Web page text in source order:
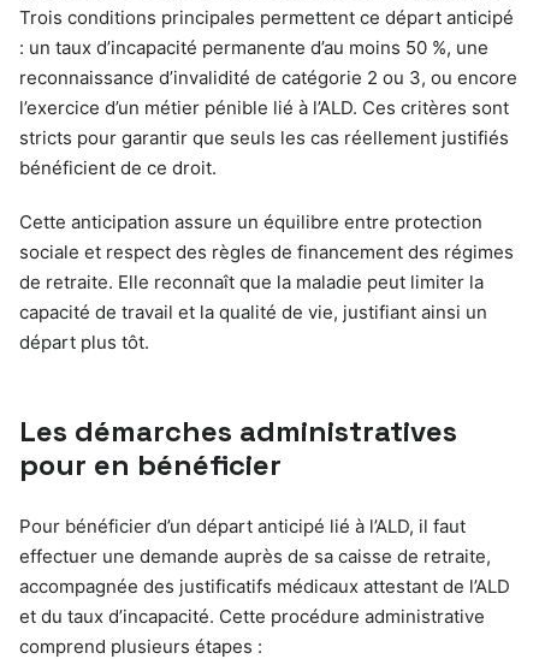
Trois conditions principales permettent ce départ anticipé
: un taux d’incapacité permanente d’au moins 50 %, une
reconnaissance d’invalidité de catégorie 2 ou 3, ou encore
l’exercice d’un métier pénible lié à l’ALD. Ces critères sont
stricts pour garantir que seuls les cas réellement justifiés
bénéficient de ce droit.
Cette anticipation assure un équilibre entre protection
sociale et respect des règles de financement des régimes
de retraite. Elle reconnaît que la maladie peut limiter la
capacité de travail et la qualité de vie, justifiant ainsi un
départ plus tôt.
Les démarches administratives
pour en bénéficier
Pour bénéficier d’un départ anticipé lié à l’ALD, il faut
effectuer une demande auprès de sa caisse de retraite,
accompagnée des justificatifs médicaux attestant de l’ALD
et du taux d’incapacité. Cette procédure administrative
comprend plusieurs étapes :